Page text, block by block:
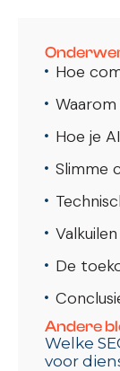
Andere
Welke
voor